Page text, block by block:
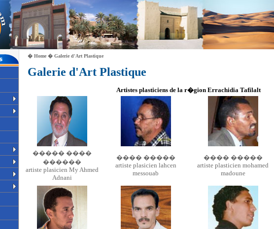
� Home � Galerie d'Art Plastique
Galerie d'Art Plastique
Artistes plasticiens de la r�gion Errachidia Tafilalt
����� ����
������
artiste plasicien My Ahmed
Adnani
���� �����
artiste plasicien lahcen
messouab
���� �����
artiste plasticien mohamed
madoune